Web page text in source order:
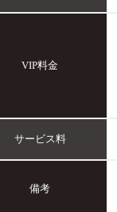
VIP料金
サービス料
備考